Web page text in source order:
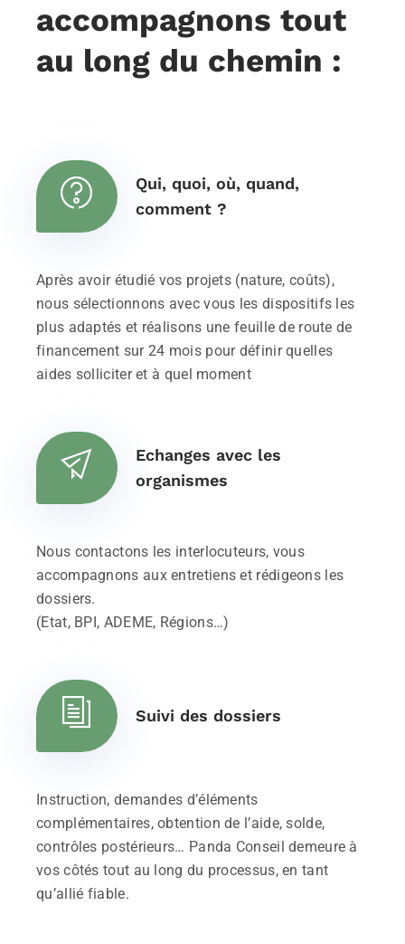
accompagnons tout
au long du chemin :
Qui, quoi, où, quand,
comment ?
Après avoir étudié vos projets (nature, coûts),
nous sélectionnons avec vous les dispositifs les
plus adaptés et réalisons une feuille de route de
financement sur 24 mois pour définir quelles
aides solliciter et à quel moment
Echanges avec les
organismes
Nous contactons les interlocuteurs, vous
accompagnons aux entretiens et rédigeons les
dossiers.
(Etat, BPI, ADEME, Régions…)
Suivi des dossiers
Instruction, demandes d’éléments
complémentaires, obtention de l’aide, solde,
contrôles postérieurs… Panda Conseil demeure à
vos côtés tout au long du processus, en tant
qu’allié fiable.